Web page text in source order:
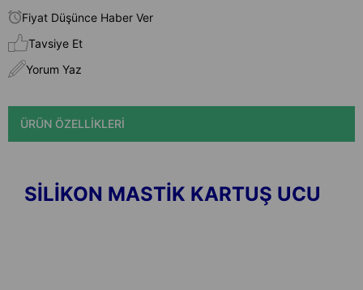
Fiyat Düşünce Haber Ver
Tavsiye Et
Yorum Yaz
ÜRÜN ÖZELLIKLERI
SİLİKON MASTİK KARTUŞ UCU